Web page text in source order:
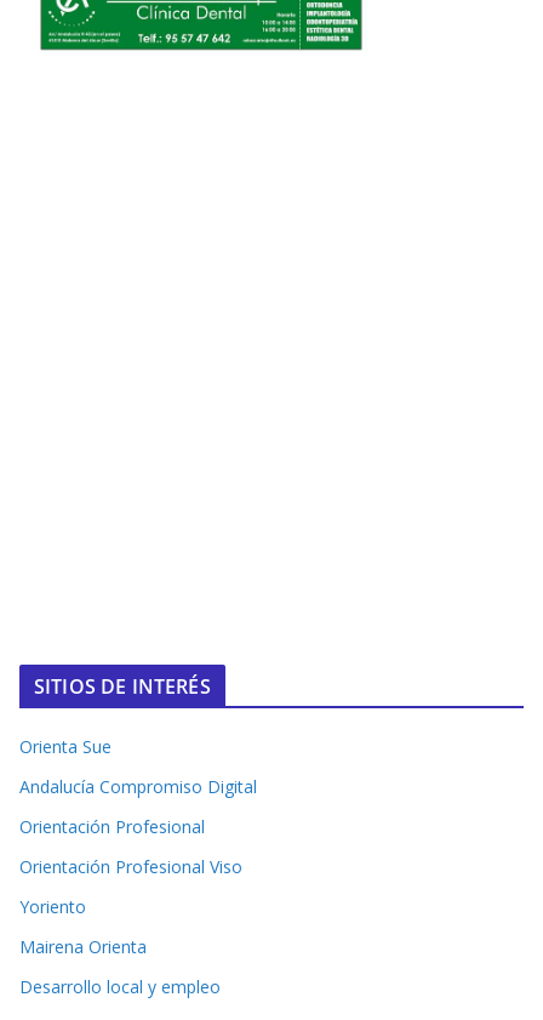
SITIOS DE INTERÉS
Orienta Sue
Andalucía Compromiso Digital
Orientación Profesional
Orientación Profesional Viso
Yoriento
Mairena Orienta
Desarrollo local y empleo